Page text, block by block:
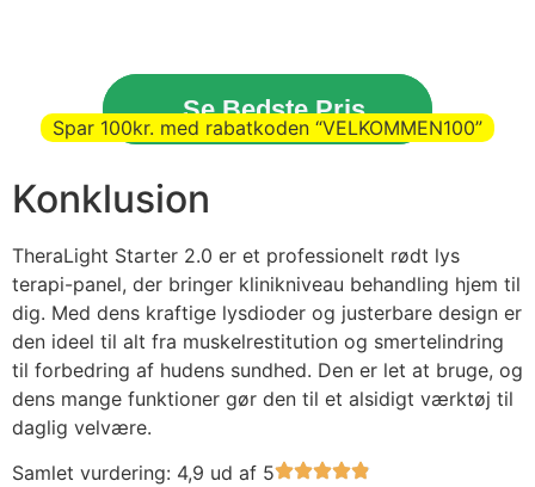
Se Bedste Pris
Spar 100kr. med rabatkoden “VELKOMMEN100”
Konklusion
TheraLight Starter 2.0 er et professionelt rødt lys
terapi-panel, der bringer klinikniveau behandling hjem til
dig. Med dens kraftige lysdioder og justerbare design er
den ideel til alt fra muskelrestitution og smertelindring
til forbedring af hudens sundhed. Den er let at bruge, og
dens mange funktioner gør den til et alsidigt værktøj til
daglig velvære.
Samlet vurdering: 4,9 ud af 5